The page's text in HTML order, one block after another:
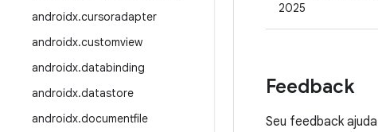
androidx.cursoradapter
androidx.customview
androidx.databinding
androidx.datastore
androidx.documentfile
2025
Feedback
Seu feedback